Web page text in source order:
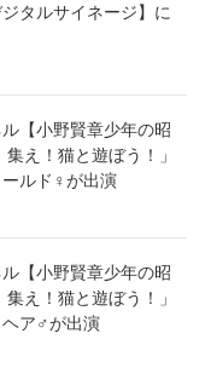
タルサイネージ】に
【小野賢章少年の昭
え！猫と遊ぼう！」
ルド♀が出演
【小野賢章少年の昭
え！猫と遊ぼう！」
ヘア♂が出演